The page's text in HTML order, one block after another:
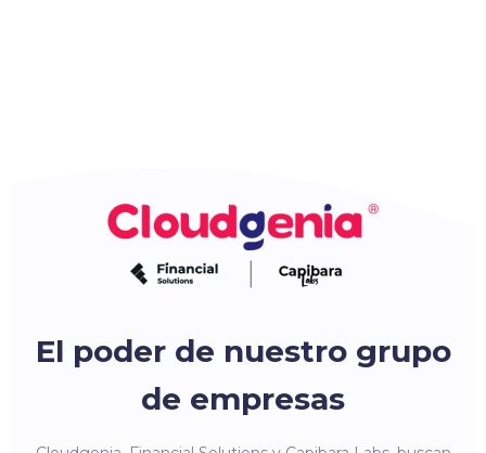
El poder de nuestro grupo
de empresas